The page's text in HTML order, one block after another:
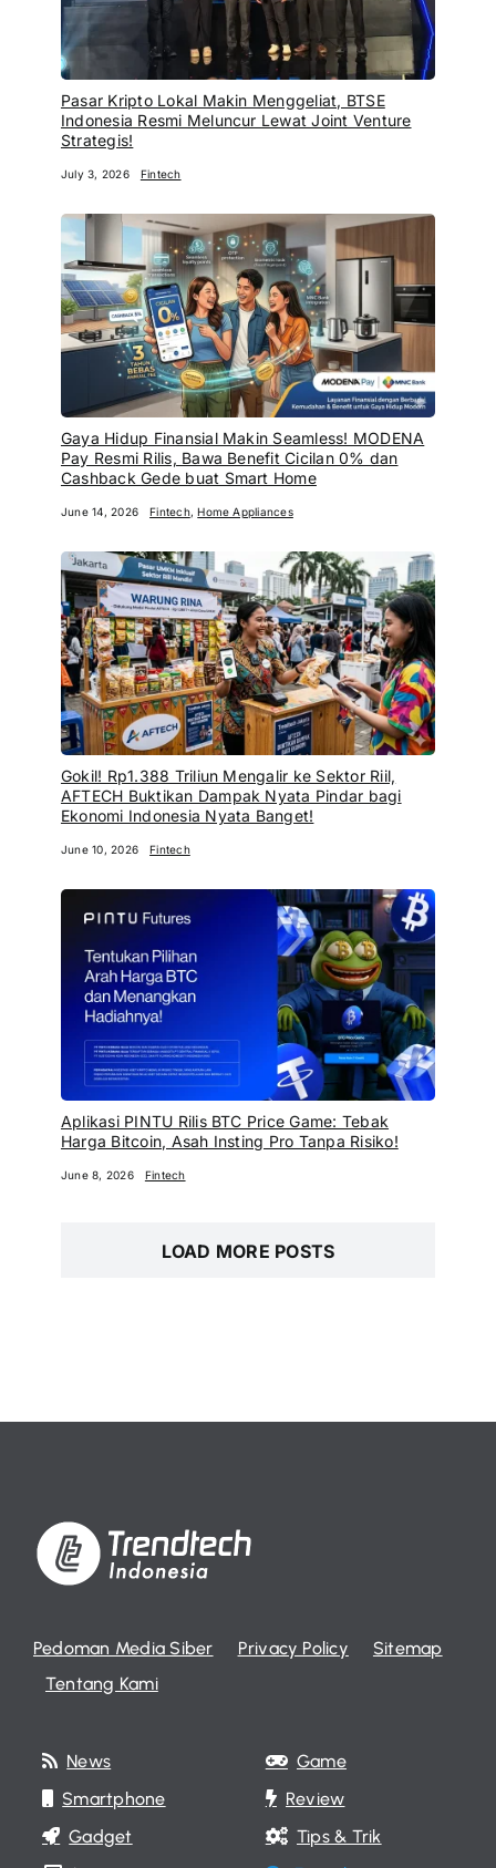
Pasar Kripto Lokal Makin Menggeliat, BTSE
Indonesia Resmi Meluncur Lewat Joint Venture
Strategis!
July 3, 2026 Fintech
Gaya Hidup Finansial Makin Seamless! MODENA
Pay Resmi Rilis, Bawa Benefit Cicilan 0% dan
Cashback Gede buat Smart Home
June 14, 2026 Fintech,Home Appliances
Gokil! Rp1.388 Triliun Mengalir ke Sektor Riil,
AFTECH Buktikan Dampak Nyata Pindar bagi
Ekonomi Indonesia Nyata Banget!
June 10, 2026 Fintech
Aplikasi PINTU Rilis BTC Price Game: Tebak
Harga Bitcoin, Asah Insting Pro Tanpa Risiko!
June 8, 2026 Fintech
LOAD MORE POSTS
Pedoman Media Siber Privacy Policy
Sitemap
Tentang Kami
News
Smartphone
Gadget
Game
Review
Tips & Trik